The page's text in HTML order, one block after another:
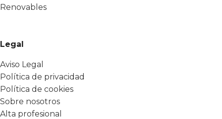
Renovables
Legal
Aviso Legal
Política de privacidad
Política de cookies
Sobre nosotros
Alta profesional